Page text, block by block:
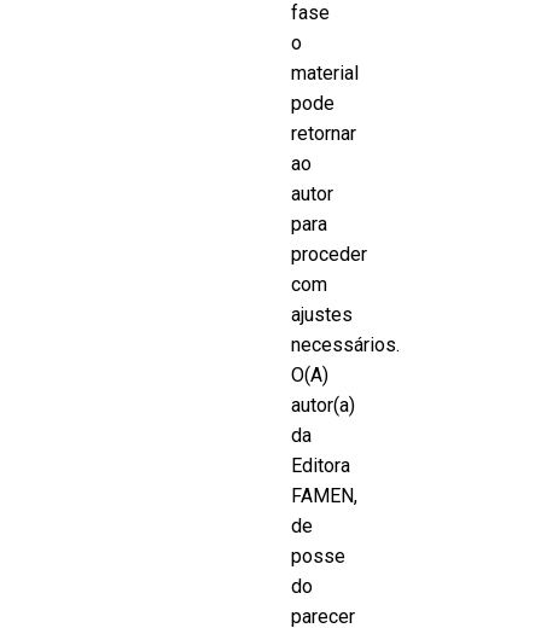
fase
o
material
pode
retornar
ao
autor
para
proceder
com
ajustes
necessários.
O(A)
autor(a)
da
Editora
FAMEN,
de
posse
do
parecer